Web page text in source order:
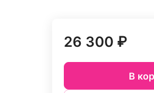
26 300 ₽
В